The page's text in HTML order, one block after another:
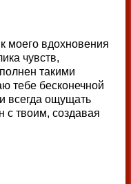
моего вдохновения
чувств,
такими
тебе бесконечной
всегда ощущать
с твоим, создавая